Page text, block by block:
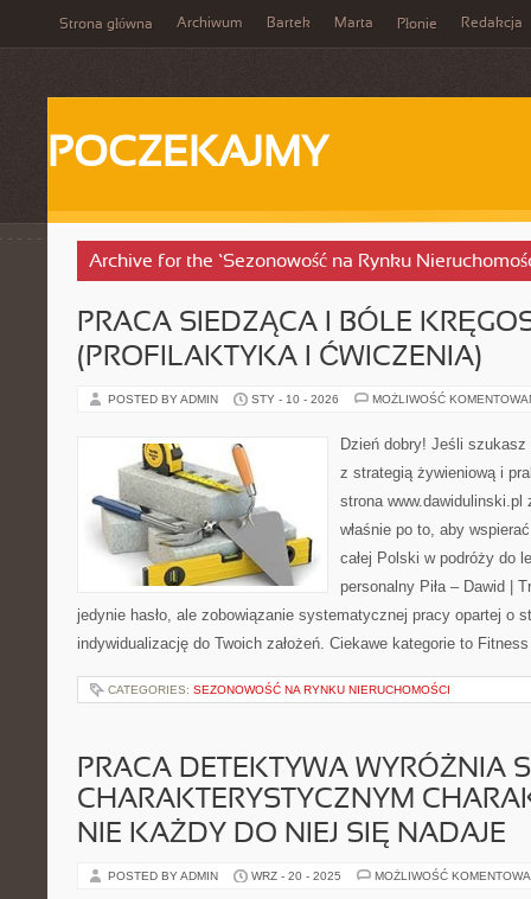
Strona główna Archiwum Bartek Marta Płonie Redakcja
POCZEKAJMY
Archive for the ‘Sezonowość na Rynku
PRACA SIEDZĄCA I BÓLE
(PROFILAKTYKA I ĆWICZENIA)
POSTED BY ADMIN STY - 10 - 2026 MOŻLIWOŚĆ
Dzień dobry! Jeśli
z strategią żywieniową i
strona www.dawidulinski.pl
właśnie po to, aby
całej Polski w podróży do
personalny Piła – Dawid |
jedynie hasło, ale zobowiązanie systematycznej pracy opartej o
indywidualizację do Twoich założeń. Ciekawe kategorie to
CATEGORIES: SEZONOWOŚĆ NA RYNKU NIERUCHOMOŚCI
PRACA DETEKTYWA WYRÓŻNIA
CHARAKTERYSTYCZNYM
NIE KAŻDY DO NIEJ SIĘ NADAJE
POSTED BY ADMIN WRZ - 20 - 2025 MOŻLIWOŚĆ